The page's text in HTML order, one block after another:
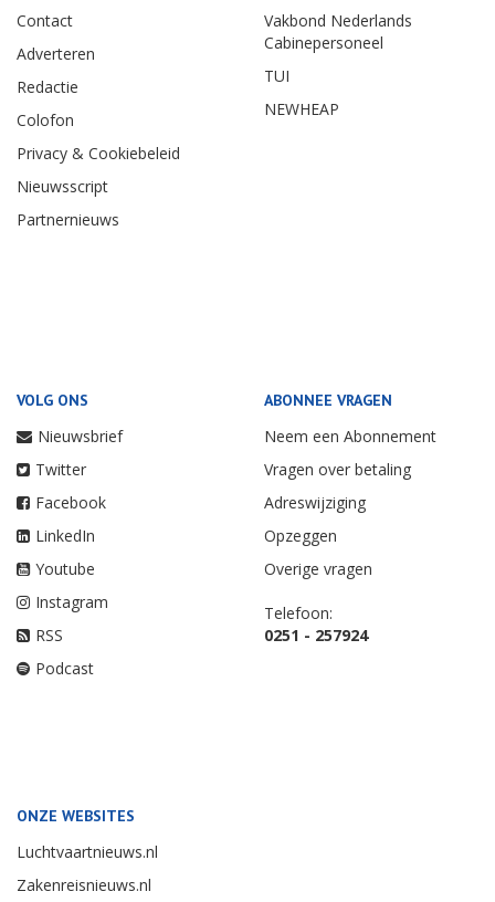
Contact
Adverteren
Redactie
Colofon
Privacy & Cookiebeleid
Nieuwsscript
Partnernieuws
Vakbond Nederlands
Cabinepersoneel
TUI
NEWHEAP
VOLG ONS
Nieuwsbrief
Twitter
Facebook
LinkedIn
Youtube
Instagram
RSS
Podcast
ABONNEE VRAGEN
Neem een Abonnement
Vragen over betaling
Adreswijziging
Opzeggen
Overige vragen
Telefoon:
0251 - 257924
ONZE WEBSITES
Luchtvaartnieuws.nl
Zakenreisnieuws.nl